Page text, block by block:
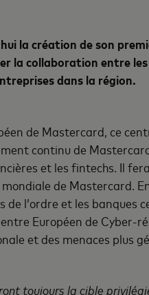
la création de son
la collaboration entre
dans la région.
de Mastercard, ce
continu de
et les fintechs. Il
de Mastercard.
l’ordre et les banques
Européen de Cyber-
et des menaces plus
toujours la cible